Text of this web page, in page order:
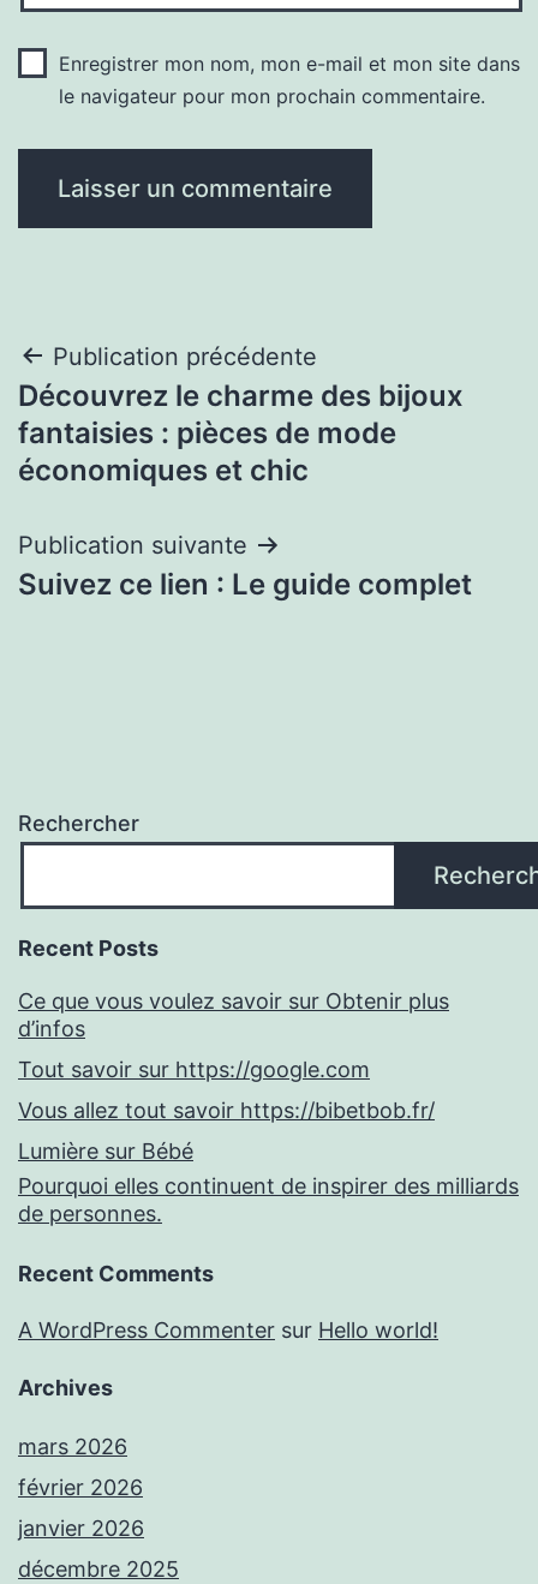
Enregistrer mon nom, mon e-mail et mon site dans
le navigateur pour mon prochain commentaire.
Navigation
de
l’article
Publication précédente
Découvrez le charme des bijoux
fantaisies : pièces de mode
économiques et chic
Publication suivante
Suivez ce lien : Le guide complet
Rechercher
Recent Posts
Ce que vous voulez savoir sur Obtenir plus
d’infos
Tout savoir sur https://google.com
Vous allez tout savoir https://bibetbob.fr/
Lumière sur Bébé
Pourquoi elles continuent de inspirer des milliards
de personnes.
Recent Comments
A WordPress Commenter sur Hello world!
Archives
mars 2026
février 2026
janvier 2026
décembre 2025